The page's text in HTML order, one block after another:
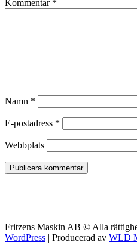
Kommentar *
Namn *
E-postadress *
Webbplats
Fritzens Maskin AB © Alla
WordPress | Producerad av WLD